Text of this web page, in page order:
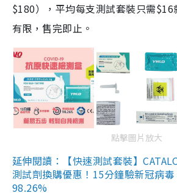
$180），平均每支測試套裝只需$16
有限，售完即止。
點擊圖片放大
延伸閱讀：【快速測試套裝】
測試劑換購優惠！15分鐘驗新冠病
98.26%